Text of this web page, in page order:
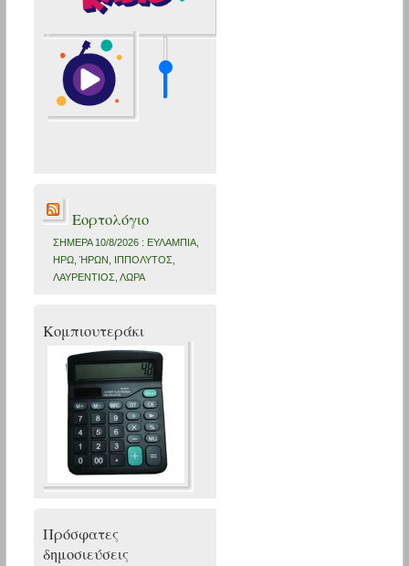
Εορτολόγιο
ΣΗΜΕΡΑ 10/8/2026 : ΕΥΛΑΜΠΙΑ,
ΗΡΩ, ΉΡΩΝ, ΙΠΠΟΛΥΤΟΣ,
ΛΑΥΡΕΝΤΙΟΣ, ΛΩΡΑ
Κομπιουτεράκι
Πρόσφατες
δημοσιεύσεις